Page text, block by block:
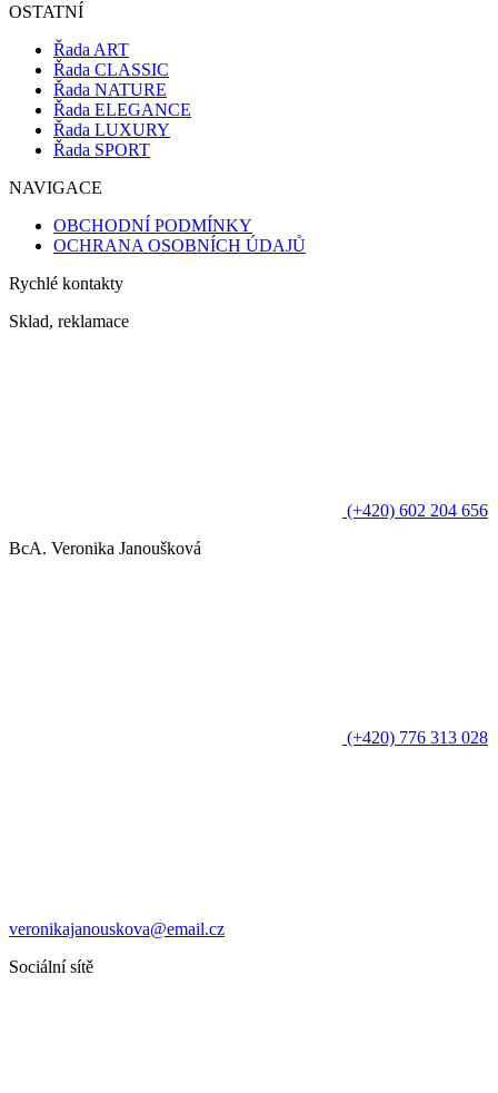
OSTATNÍ
Řada ART
Řada CLASSIC
Řada NATURE
Řada ELEGANCE
Řada LUXURY
Řada SPORT
NAVIGACE
OBCHODNÍ PODMÍNKY
OCHRANA OSOBNÍCH ÚDAJŮ
Rychlé kontakty
Sklad, reklamace
(+420) 602 204 656
BcA. Veronika Janoušková
(+420) 776 313 028
veronikajanouskova@email.cz
Sociální sítě